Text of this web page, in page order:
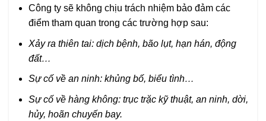
Công ty sẽ không chịu trách nhiệm bảo đảm các
điểm tham quan trong các trường hợp sau:
Xảy ra thiên tai: dịch bệnh, bão lụt, hạn hán, động
đất…
Sự cố về an ninh: khủng bố, biểu tình…
Sự cố về hàng không: trục trặc kỹ thuật, an ninh, dời,
hủy, hoãn chuyến bay.